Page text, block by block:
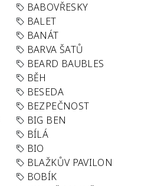
BABOVŘESKY
BALET
BANÁT
BARVA ŠATŮ
BEARD BAUBLES
BĚH
BESEDA
BEZPEČNOST
BIG BEN
BÍLÁ
BIO
BLAŽKŮV PAVILON
BOBÍK